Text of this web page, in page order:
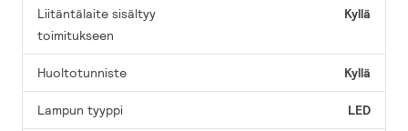
Liitäntälaite sisältyy
toimitukseen
Kyllä
Huoltotunniste Kyllä
Lampun tyyppi LED